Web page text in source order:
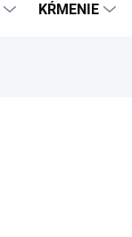
KŔMENIE